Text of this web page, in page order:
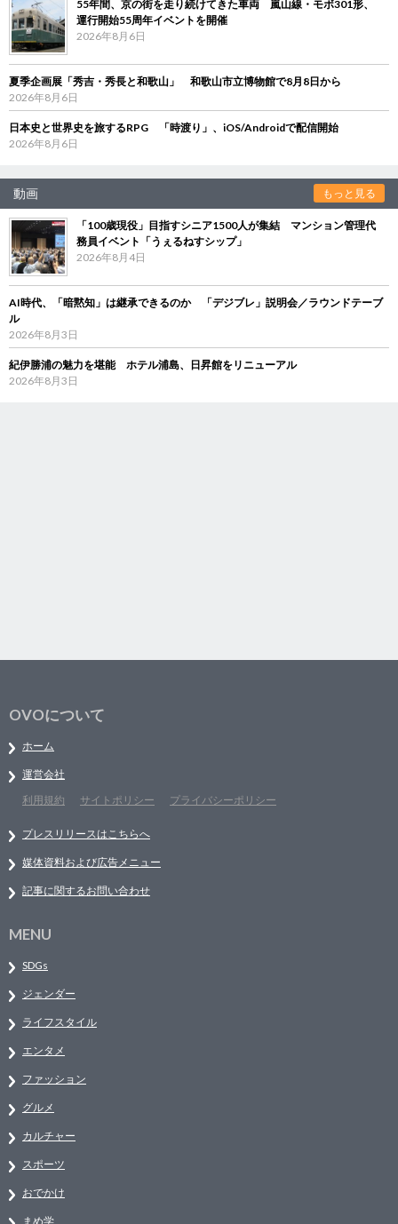
55年間、京の街を走り続けてきた車両 嵐山線・モボ301形、
運行開始55周年イベントを開催
2026年8月6日
夏季企画展「秀吉・秀長と和歌山」 和歌山市立博物館で8月8日から
2026年8月6日
日本史と世界史を旅するRPG 「時渡り」、iOS/Androidで配信開始
2026年8月6日
動画 もっと見る
「100歳現役」目指すシニア1500人が集結 マンション管理代
務員イベント「うぇるねすシップ」
2026年8月4日
AI時代、「暗黙知」は継承できるのか 「デジブレ」説明会／ラウンドテーブ
ル
2026年8月3日
紀伊勝浦の魅力を堪能 ホテル浦島、日昇館をリニューアル
2026年8月3日
OVOについて
ホーム
運営会社
利用規約
サイトポリシー プライバシーポリシー
プレスリリースはこちらへ
媒体資料および広告メニュー
記事に関するお問い合わせ
MENU
SDGs
ジェンダー
ライフスタイル
エンタメ
ファッション
グルメ
カルチャー
スポーツ
おでかけ
まめ学